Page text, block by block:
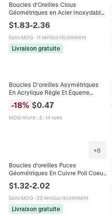
Boucles d'Oreilles Clous
Géométriques en Acier Inoxydable
Minimaliste Lot de 4 Paires Cœur
Rond Triangle pour Femmes
$1.83-2.36
Sans MOQ · 11 vendus récemment
Livraison gratuite
Boucles D'oreilles Asymétriques
En Acrylique Règle Et Équerre
Thème Mathématiques Papeterie
École Bijoux Pour Femmes Filles
-18% $0.47
MOQ mixte: 2· 14 vues
+6
Boucles d'oreilles Puces
Géométriques En Cuivre Poli Coeur
Accessoire Élégant Femmes
$1.32-2.02
Sans MOQ · 23 vendus récemment
Livraison gratuite